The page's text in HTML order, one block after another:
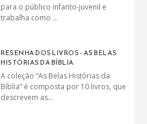
para o público infanto-juvenil e
trabalha como ...
RESENHA DOS LIVROS - AS BELAS
HISTÓRIAS DA BÍBLIA
A coleção “As Belas Histórias da
Bíblia” é composta por 10 livros, que
descrevem as...